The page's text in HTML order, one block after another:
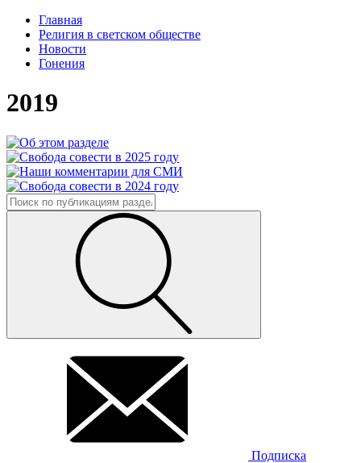
Главная
Религия в светском обществе
Новости
Гонения
2019
Подписка